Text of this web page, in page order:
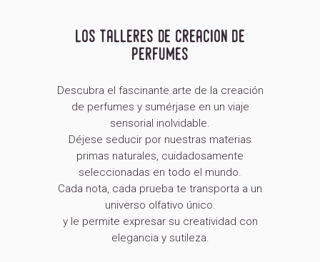
los talleres de creacion de
perfumes
Descubra el fascinante arte de la creación
de perfumes y sumérjase en un viaje
sensorial inolvidable.
Déjese seducir por nuestras materias
primas naturales, cuidadosamente
seleccionadas en todo el mundo.
Cada nota, cada prueba te transporta a un
universo olfativo único.
y le permite expresar su creatividad con
elegancia y sutileza.